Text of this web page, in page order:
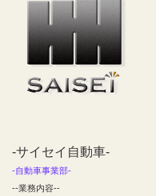
-サイセイ自動車-
-自動車事業部-
--業務内容--